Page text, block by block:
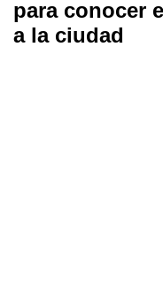
para conocer
a la ciudad